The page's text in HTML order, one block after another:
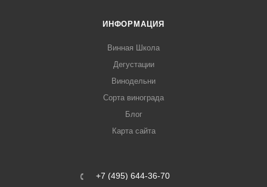
ИНФОРМАЦИЯ
Винная Школа
Дегустации
Винодельни
Сорта винограда
Блог
Карта сайта
+7 (495) 644-36-70